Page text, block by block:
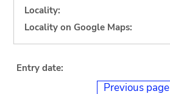
Locality:
Locality on Google Maps:
Entry date:
Previous page